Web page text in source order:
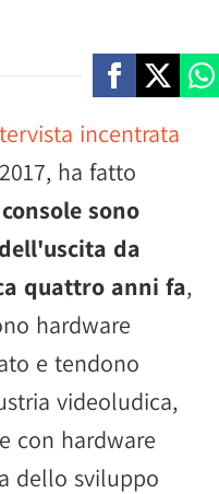
incentrata
ha fatto
sono
da
quattro anni fa,
hardware
e tendono
videoludica,
con hardware
dello sviluppo